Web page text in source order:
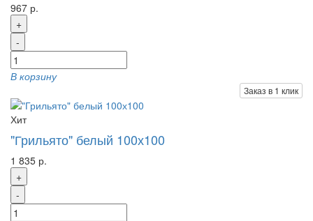
967 р.
+
-
В корзину
Заказ в 1 клик
Хит
"Грильято" белый 100х100
1 835 р.
+
-